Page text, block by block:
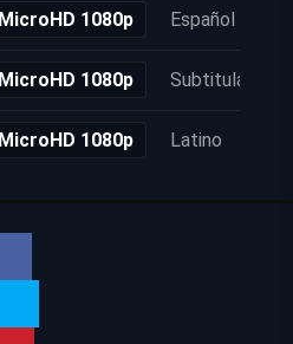
MicroHD 1080p Español
MicroHD 1080p Subtitulada
MicroHD 1080p Latino